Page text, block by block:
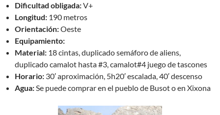
Dificultad obligada:V+
Longitud: 190 metros
Orientación:Oeste
Equipamiento:
Material: 18 cintas, duplicado semáforo de aliens,
duplicado camalot hasta #3, camalot#4 juego de tascones
Horario: 30′ aproximación, 5h20′ escalada, 40′ descenso
Agua:Se puede comprar en el pueblo de Busot o en Xixona